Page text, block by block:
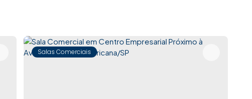
Salas Comerciais